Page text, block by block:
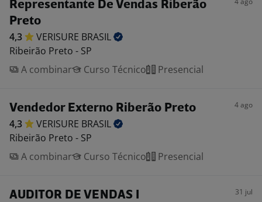
Representante De Vendas Riberão
Preto
4,3 VERISURE BRASIL
Ribeirão Preto - SP
A combinar
Curso Técnico Presencial
Vendedor Externo Riberão Preto 4 ago
4,3 VERISURE BRASIL
Ribeirão Preto - SP
A combinar
Curso Técnico Presencial
AUDITOR DE VENDAS I
31 jul